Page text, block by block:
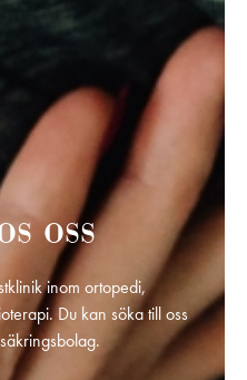
oss
inom ortopedi,
Du kan söka till oss